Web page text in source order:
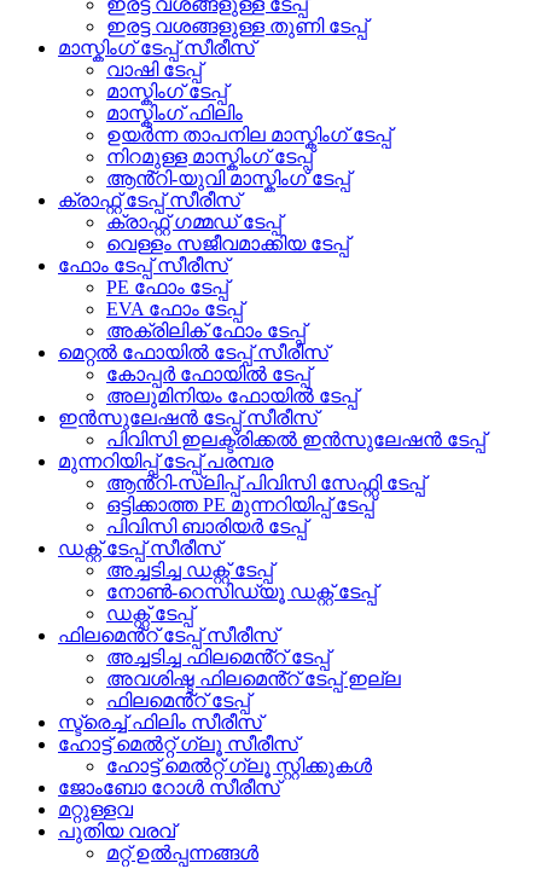
ഇരട്ട വശങ്ങളുള്ള തുണി ടേപ്പ്
മാസ്കിംഗ് ടേപ്പ് സീരീസ്
വാഷി ടേപ്പ്
മാസ്കിംഗ് ടേപ്പ്
മാസ്കിംഗ് ഫിലിം
ഉയർന്ന താപനില മാസ്കിംഗ് ടേപ്പ്
നിറമുള്ള മാസ്കിംഗ് ടേപ്പ്
ആൻ്റി-യുവി മാസ്കിംഗ് ടേപ്പ്
ക്രാഫ്റ്റ് ടേപ്പ് സീരീസ്
ക്രാഫ്റ്റ് ഗമ്മഡ് ടേപ്പ്
വെള്ളം സജീവമാക്കിയ ടേപ്പ്
ഫോം ടേപ്പ് സീരീസ്
PE ഫോം ടേപ്പ്
EVA ഫോം ടേപ്പ്
അക്രിലിക് ഫോം ടേപ്പ്
മെറ്റൽ ഫോയിൽ ടേപ്പ് സീരീസ്
കോപ്പർ ഫോയിൽ ടേപ്പ്
അലുമിനിയം ഫോയിൽ ടേപ്പ്
ഇൻസുലേഷൻ ടേപ്പ് സീരീസ്
പിവിസി ഇലക്ട്രിക്കൽ ഇൻസുലേഷൻ ടേപ്പ്
മുന്നറിയിപ്പ് ടേപ്പ് പരമ്പര
ആൻ്റി-സ്ലിപ്പ് പിവിസി സേഫ്റ്റി ടേപ്പ്
ഒട്ടിക്കാത്ത PE മുന്നറിയിപ്പ് ടേപ്പ്
പിവിസി ബാരിയർ ടേപ്പ്
ഡക്റ്റ് ടേപ്പ് സീരീസ്
അച്ചടിച്ച ഡക്റ്റ് ടേപ്പ്
നോൺ-റെസിഡ്യൂ ഡക്റ്റ് ടേപ്പ്
ഡക്റ്റ് ടേപ്പ്
ഫിലമെൻ്റ് ടേപ്പ് സീരീസ്
അച്ചടിച്ച ഫിലമെൻ്റ് ടേപ്പ്
അവശിഷ്ട ഫിലമെൻ്റ് ടേപ്പ് ഇല്ല
ഫിലമെൻ്റ് ടേപ്പ്
സ്ട്രെച്ച് ഫിലിം സീരീസ്
ഹോട്ട് മെൽറ്റ് ഗ്ലൂ സീരീസ്
ഹോട്ട് മെൽറ്റ് ഗ്ലൂ സ്റ്റിക്കുകൾ
ജോംബോ റോൾ സീരീസ്
മറ്റുള്ളവ
പുതിയ വരവ്
മറ്റ് ഉൽപ്പന്നങ്ങൾ